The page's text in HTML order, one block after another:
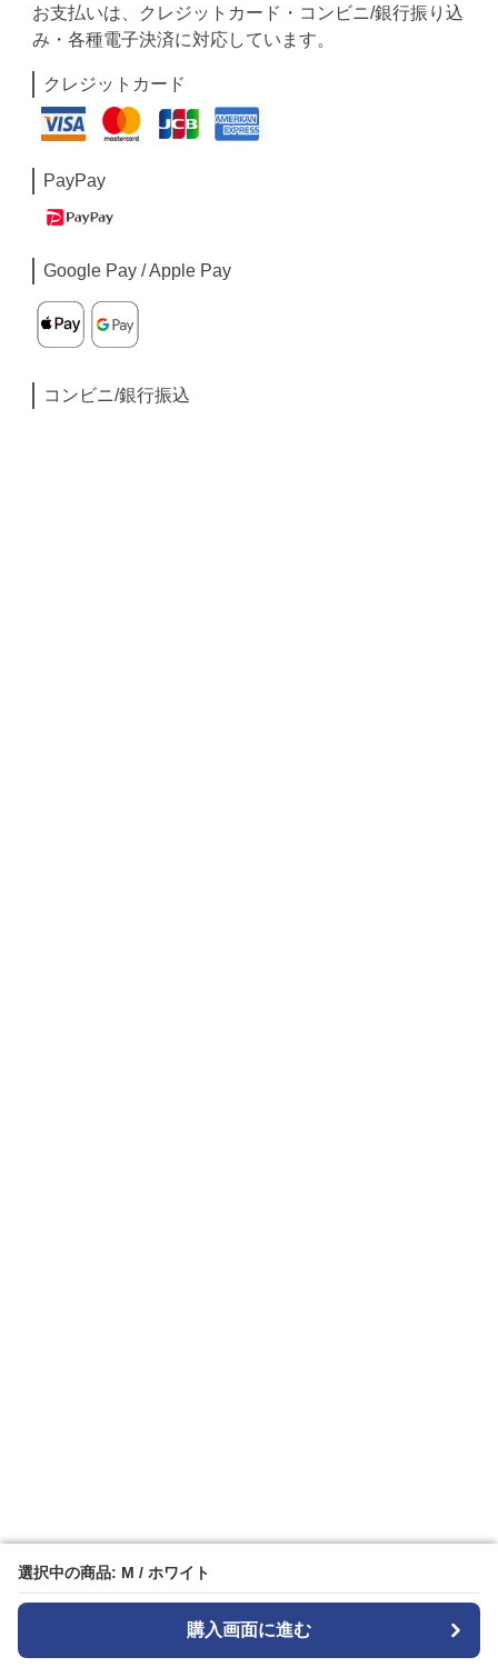
選択中の商品: M / ホワイト
購入画面に進む
選択中の商品: M / ホワイト
購入画面に進む
お支払いは、クレジットカード・コンビニ/銀行振り込
み・各種電子決済に対応しています。
クレジットカード
PayPay
Google Pay / Apple Pay
コンビニ/銀行振込